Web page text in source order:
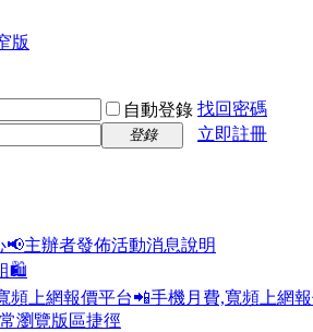
版
自動登錄 找回密碼
登錄
立即註冊
📢主辦者發佈活動消息說明
🛍️
頻上網報價平台📲手機月費,寬頻上網
瀏覽版區捷徑